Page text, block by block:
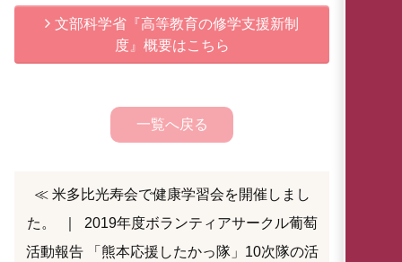
文部科学省『高等教育の修学支援新制
度』概要はこちら
一覧へ戻る
≪ 米多比光寿会で健康学習会を開催しまし
た。
2019年度ボランティアサークル葡萄
活動報告 「熊本応援したかっ隊」10次隊の活